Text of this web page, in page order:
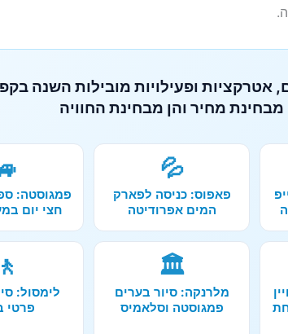
אטרקציות ופעילויות מובילות השנה
מבחינת מחיר והן מבחינת החוויה
💦
פאפוס: כניסה לפארק
המים אפרודיטה
פמגוסטה:
חצי יום
🏛️
מלרנקה: סיור בערים
פמגוסטה וסלאמיס
🚶
לימסול:
פרטי